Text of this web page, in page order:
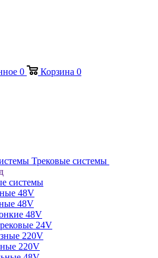
0 Корзина 0
Трековые системы
системы
48V
48V
48V
24V
220V
220V